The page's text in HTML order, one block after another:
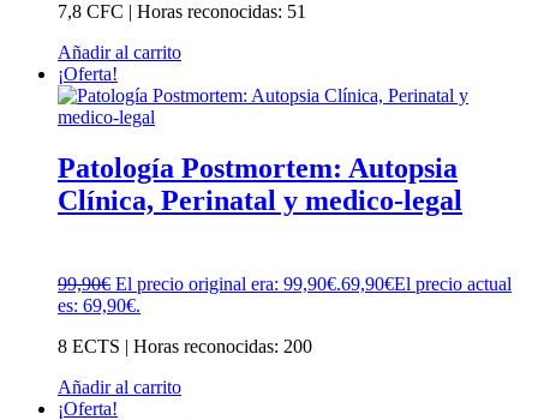
7,8 CFC | Horas reconocidas: 51
Añadir al carrito
¡Oferta!
Patología Postmortem: Autopsia
Clínica, Perinatal y medico-legal
99,90€ El precio original era: 99,90€.69,90€El precio actual
es: 69,90€.
8 ECTS | Horas reconocidas: 200
Añadir al carrito
¡Oferta!